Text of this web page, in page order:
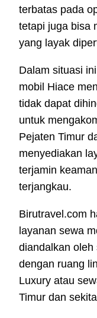
terbatas pada
tetapi juga bisa
yang layak
Dalam situasi
mobil Hiace
tidak dapat
untuk
Pejaten Timur
menyediakan
terjamin
terjangkau.
Birutravel.com
layanan sewa
diandalkan oleh
dengan ruang
Luxury atau
Timur dan